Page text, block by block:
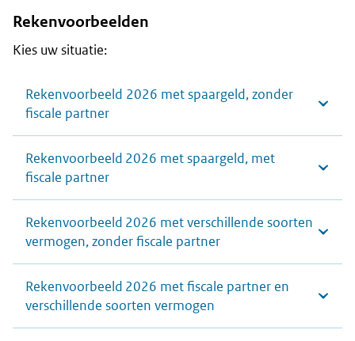
Rekenvoorbeelden
Kies uw situatie:
Rekenvoorbeeld 2026 met spaargeld, zonder
fiscale partner
Rekenvoorbeeld 2026 met spaargeld, met
fiscale partner
Rekenvoorbeeld 2026 met verschillende soorten
vermogen, zonder fiscale partner
Rekenvoorbeeld 2026 met fiscale partner en
verschillende soorten vermogen